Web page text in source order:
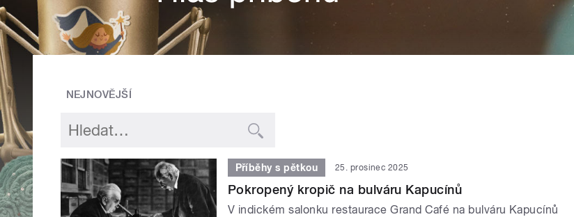
NEJNOVĚJŠÍ
Příběhy s pětkou 25. prosinec 2025
Pokropený kropič na bulváru Kapucínů
V indickém salonku restaurace Grand Café na bulváru Kapucínů